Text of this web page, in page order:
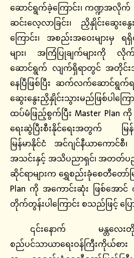
ဆောင်ရွက်ခဲ့ကြောင်း၊ ကဏ္ဍအလိုက်
ဆင်းလေ့လာခြင်း၊ ညှိနှိုင်းဆွေးနွေ
ကြောင်း၊ အစည်းအဝေးများမှ
များ၊ အကြံပြုချက်များကို
ဆောင်ရွက် လျက်ရှိရာတွင် အတိုင်
နေပြီဖြစ်ပြီး ဆက်လက်ဆောင်ရွက်
ဆွေးနွေးညှိနှိုင်းသွားမည်ဖြစ်ပါက
ထပ်မံဖြည့်စွက်ပြီး Master
ရေးဆွဲပြီးစီးနိုင်ရေးအတွက် မြန်
မြန်မာနိုင်ငံ အင်ဂျင်နီယာကောင်စီ၊
အသင်းနှင့် အသိပညာရှင်၊ အတတ်ပည
ဆိုင်ရာများက ရွှေစည်းခုံစေတီတေ
Plan ကို အကောင်းဆုံး ဖြစ်အောင်
တိုက်တွန်းပါကြောင်း စသည်ဖြင့် ပြေ
၎င်းနောက် မန္တလေးတိုင်
စည်ပင်သာယာရေးဝန်ကြီးကိုယ်စ